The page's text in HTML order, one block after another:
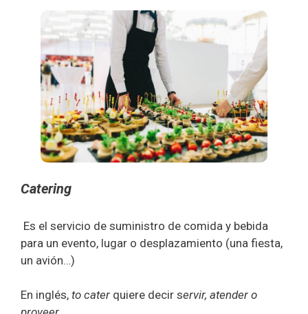
Catering
Es el servicio de suministro de comida y bebida
para un evento, lugar o desplazamiento (una fiesta,
un avión…)
En inglés, to cater quiere decir servir, atender o